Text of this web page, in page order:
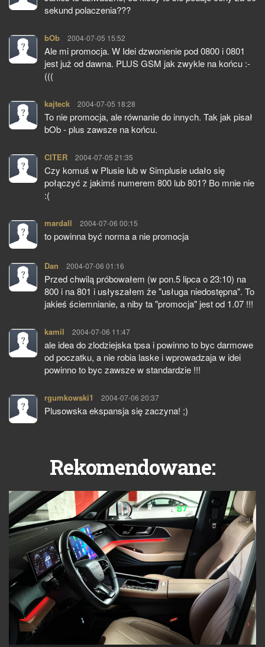
sekund polaczenia???
bOb pisze:
2004-07-05 15:52
Ale mi promocja. W Idei dzwonienie pod 0800 i 0801
jest już od dawna. PLUS GSM jak zwykle na końcu :-
(((
kajteck pisze:
2004-07-05 18:28
To nie promocja, ale równanie do innych. Tak jak pisał
bOb - plus zawsze na końcu.
CITER pisze:
2004-07-05 21:35
Czy komuś w Plusie lub w Simplusie udało się
połączyć z jakimś numerem 800 lub 801? Bo mnie nie
:(
mardall pisze:
2004-07-06 00:15
to powinna być norma a nie promocja
Dan pisze:
2004-07-06 01:16
Przed chwilą próbowałem (w pon.5 lipca o 23:10) na
800 i na 801 i usłyszałem że "usługa niedostępna". To
jakieś ściemnianie, a niby ta "promocja" jest od 1.07 !!!
kamil pisze:
2004-07-06 11:47
ale idea do zlodziejska tpsa i powinno to byc darmowe
od poczatku, a nie robia laske i wprowadzaja w idei
powinno to byc zawsze w standardzie !!!
rgumkowski1 pisze:
2004-07-06 20:37
Plusowska ekspansja się zaczyna! ;)
Rekomendowane: